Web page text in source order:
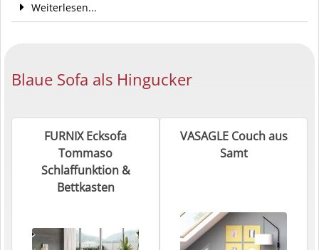
Weiterlesen...
Blaue Sofa als Hingucker
FURNIX Ecksofa
Tommaso
Schlaffunktion &
Bettkasten
VASAGLE Couch aus
Samt